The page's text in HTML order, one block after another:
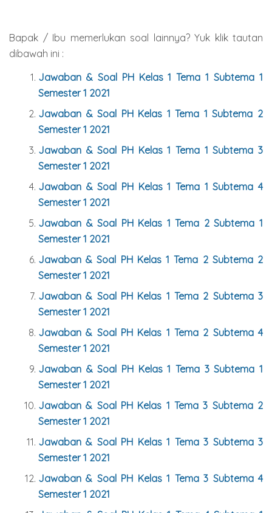
Bapak / Ibu memerlukan soal lainnya? Yuk klik tautan
dibawah ini :
Jawaban & Soal PH Kelas 1 Tema 1 Subtema 1
Semester 1 2021
Jawaban & Soal PH Kelas 1 Tema 1 Subtema 2
Semester 1 2021
Jawaban & Soal PH Kelas 1 Tema 1 Subtema 3
Semester 1 2021
Jawaban & Soal PH Kelas 1 Tema 1 Subtema 4
Semester 1 2021
Jawaban & Soal PH Kelas 1 Tema 2 Subtema 1
Semester 1 2021
Jawaban & Soal PH Kelas 1 Tema 2 Subtema 2
Semester 1 2021
Jawaban & Soal PH Kelas 1 Tema 2 Subtema 3
Semester 1 2021
Jawaban & Soal PH Kelas 1 Tema 2 Subtema 4
Semester 1 2021
Jawaban & Soal PH Kelas 1 Tema 3 Subtema 1
Semester 1 2021
Jawaban & Soal PH Kelas 1 Tema 3 Subtema 2
Semester 1 2021
Jawaban & Soal PH Kelas 1 Tema 3 Subtema 3
Semester 1 2021
Jawaban & Soal PH Kelas 1 Tema 3 Subtema 4
Semester 1 2021